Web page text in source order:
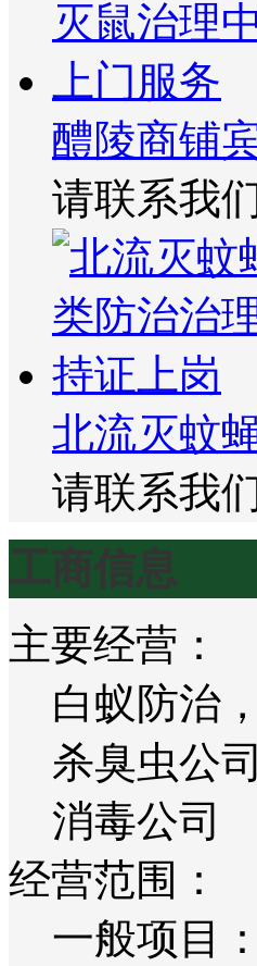
醴陵商铺
请联系我
北流灭蚊
请联系我
工商信息
主要经营：
白蚁防治
杀臭虫公
消毒公司
经营范围：
一般项目